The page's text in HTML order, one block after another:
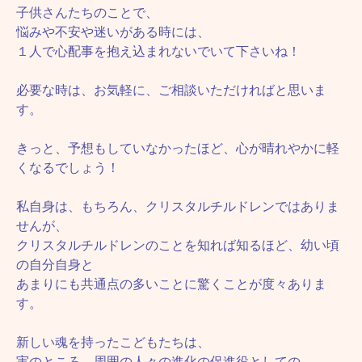
子供さんたちのことで、
悩みや不安や迷いがある時には、
１人で心配事を抱え込まれないでいて下さいね！
必要な時は、お気軽に、ご相談いただければと思いま
す。
きっと、予想もしていなかったほど、心が晴れやかに軽
くなるでしょう！
私自身は、もちろん、クリスタルチルドレンではありま
せんが、
クリスタルチルドレンのことを知れば知るほど、幼い頃
の自分自身と
あまりにも共通点の多いことに驚くことが度々ありま
す。
新しい魂を持ったこどもたちは、